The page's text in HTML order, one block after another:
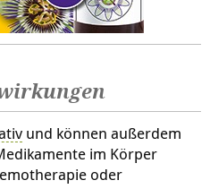
und können außerdem
im Körper
oder